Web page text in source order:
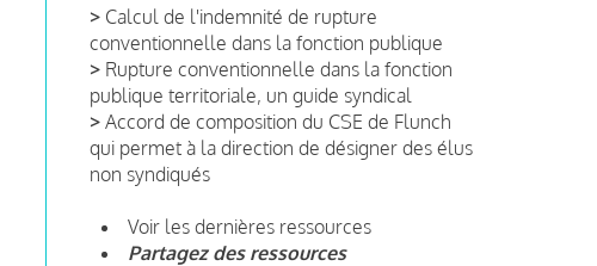
> Calcul de l'indemnité de rupture
conventionnelle dans la fonction publique
> Rupture conventionnelle dans la fonction
publique territoriale, un guide syndical
> Accord de composition du CSE de Flunch
qui permet à la direction de désigner des élus
non syndiqués
Voir les dernières ressources
Partagez des ressources